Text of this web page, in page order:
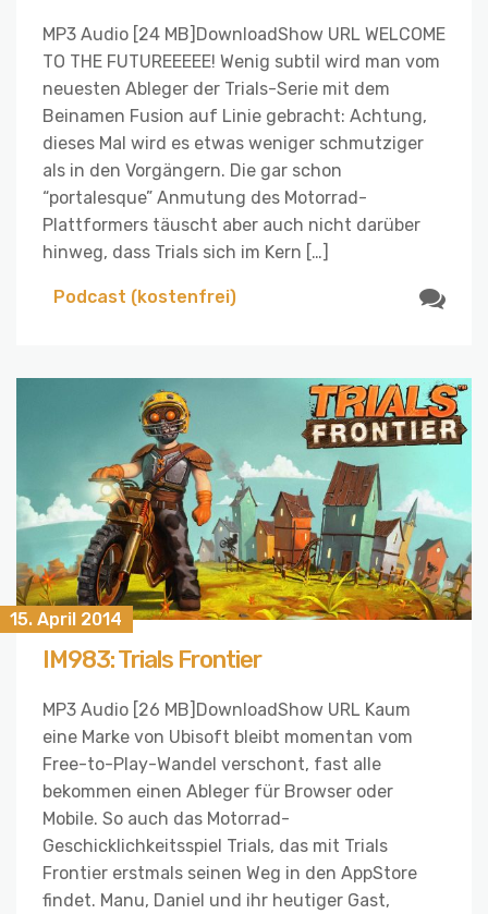
MP3 Audio [24 MB]DownloadShow URL WELCOME
TO THE FUTUREEEEE! Wenig subtil wird man vom
neuesten Ableger der Trials-Serie mit dem
Beinamen Fusion auf Linie gebracht: Achtung,
dieses Mal wird es etwas weniger schmutziger
als in den Vorgängern. Die gar schon
“portalesque” Anmutung des Motorrad-
Plattformers täuscht aber auch nicht darüber
hinweg, dass Trials sich im Kern […]
Podcast (kostenfrei)
15. April 2014
IM983: Trials Frontier
MP3 Audio [26 MB]DownloadShow URL Kaum
eine Marke von Ubisoft bleibt momentan vom
Free-to-Play-Wandel verschont, fast alle
bekommen einen Ableger für Browser oder
Mobile. So auch das Motorrad-
Geschicklichkeitsspiel Trials, das mit Trials
Frontier erstmals seinen Weg in den AppStore
findet. Manu, Daniel und ihr heutiger Gast,